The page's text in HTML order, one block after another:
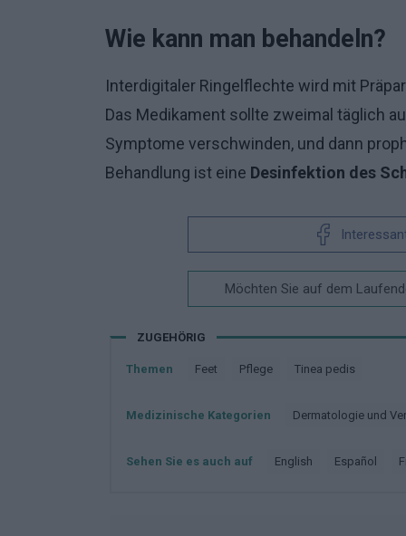
Wie kann man behandeln?
Interdigitaler Ringelflechte wird mit
Das Medikament sollte zweimal täglich
Symptome verschwinden, und dann
Behandlung ist eine Desinfektion des
Möchten Sie auf dem
ZUGEHÖRIG
Themen Feet Pflege Tinea pedis
Medizinische Kategorien Dermatologie und
Sehen Sie es auch auf english español